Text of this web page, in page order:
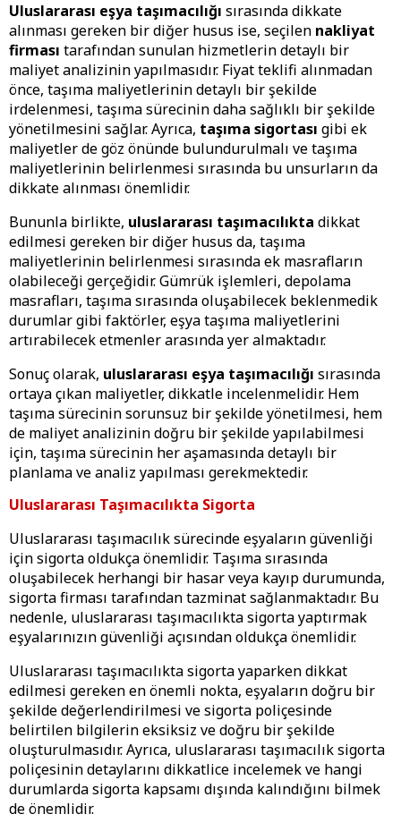
Uluslararası eşya taşımacılığı sırasında dikkate
alınması gereken bir diğer husus ise, seçilen nakliyat
firması tarafından sunulan hizmetlerin detaylı bir
maliyet analizinin yapılmasıdır. Fiyat teklifi alınmadan
önce, taşıma maliyetlerinin detaylı bir şekilde
irdelenmesi, taşıma sürecinin daha sağlıklı bir şekilde
yönetilmesini sağlar. Ayrıca, taşıma sigortası gibi ek
maliyetler de göz önünde bulundurulmalı ve taşıma
maliyetlerinin belirlenmesi sırasında bu unsurların da
dikkate alınması önemlidir.
Bununla birlikte, uluslararası taşımacılıkta dikkat
edilmesi gereken bir diğer husus da, taşıma
maliyetlerinin belirlenmesi sırasında ek masrafların
olabileceği gerçeğidir. Gümrük işlemleri, depolama
masrafları, taşıma sırasında oluşabilecek beklenmedik
durumlar gibi faktörler, eşya taşıma maliyetlerini
artırabilecek etmenler arasında yer almaktadır.
Sonuç olarak, uluslararası eşya taşımacılığı sırasında
ortaya çıkan maliyetler, dikkatle incelenmelidir. Hem
taşıma sürecinin sorunsuz bir şekilde yönetilmesi, hem
de maliyet analizinin doğru bir şekilde yapılabilmesi
için, taşıma sürecinin her aşamasında detaylı bir
planlama ve analiz yapılması gerekmektedir.
Uluslararası Taşımacılıkta Sigorta
Uluslararası taşımacılık sürecinde eşyaların güvenliği
için sigorta oldukça önemlidir. Taşıma sırasında
oluşabilecek herhangi bir hasar veya kayıp durumunda,
sigorta firması tarafından tazminat sağlanmaktadır. Bu
nedenle, uluslararası taşımacılıkta sigorta yaptırmak
eşyalarınızın güvenliği açısından oldukça önemlidir.
Uluslararası taşımacılıkta sigorta yaparken dikkat
edilmesi gereken en önemli nokta, eşyaların doğru bir
şekilde değerlendirilmesi ve sigorta poliçesinde
belirtilen bilgilerin eksiksiz ve doğru bir şekilde
oluşturulmasıdır. Ayrıca, uluslararası taşımacılık sigorta
poliçesinin detaylarını dikkatlice incelemek ve hangi
durumlarda sigorta kapsamı dışında kalındığını bilmek
de önemlidir.